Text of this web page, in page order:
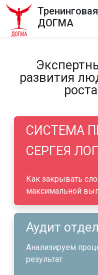
ДОГМА
развития
СИСТЕМА
СЕРГЕЯ
Как закрывать
максимальной
Аудит
Анализируем
результат